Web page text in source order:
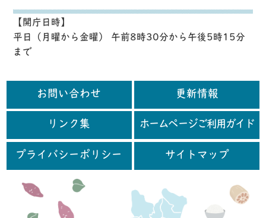
【開庁日時】
平日（月曜から金曜） 午前8時30分から午後5時15分
まで
お問い合わせ 更新情報
リンク集 ホームページご利用ガイド
プライバシーポリシー サイトマップ